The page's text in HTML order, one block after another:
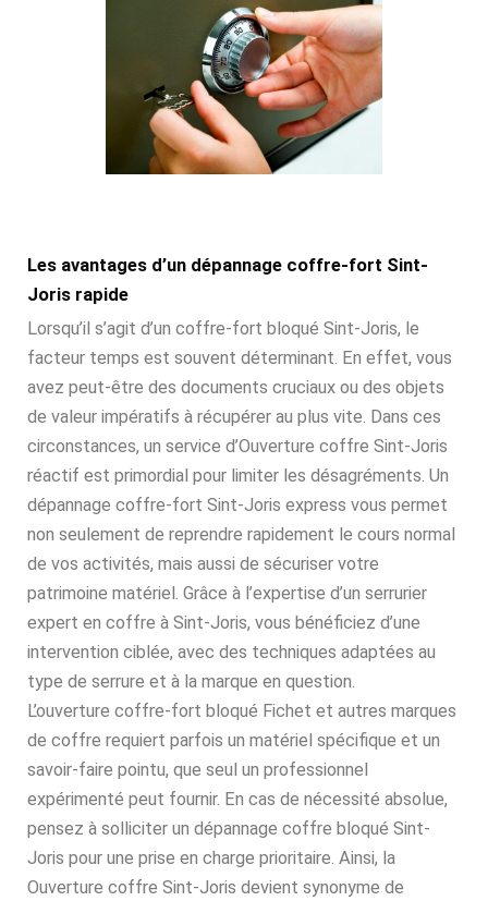
Les avantages d’un dépannage coffre-fort Sint-
Joris rapide
Lorsqu’il s’agit d’un coffre-fort bloqué Sint-Joris, le
facteur temps est souvent déterminant. En effet, vous
avez peut-être des documents cruciaux ou des objets
de valeur impératifs à récupérer au plus vite. Dans ces
circonstances, un service d’Ouverture coffre Sint-Joris
réactif est primordial pour limiter les désagréments. Un
dépannage coffre-fort Sint-Joris express vous permet
non seulement de reprendre rapidement le cours normal
de vos activités, mais aussi de sécuriser votre
patrimoine matériel. Grâce à l’expertise d’un serrurier
expert en coffre à Sint-Joris, vous bénéficiez d’une
intervention ciblée, avec des techniques adaptées au
type de serrure et à la marque en question.
L’ouverture coffre-fort bloqué Fichet et autres marques
de coffre requiert parfois un matériel spécifique et un
savoir-faire pointu, que seul un professionnel
expérimenté peut fournir. En cas de nécessité absolue,
pensez à solliciter un dépannage coffre bloqué Sint-
Joris pour une prise en charge prioritaire. Ainsi, la
Ouverture coffre Sint-Joris devient synonyme de